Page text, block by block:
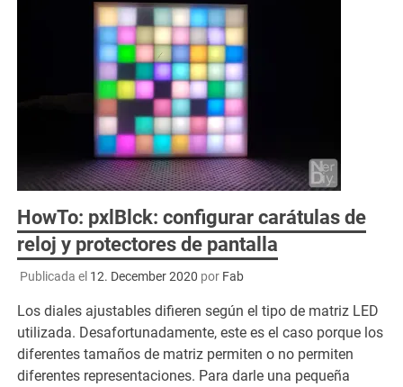
HowTo: pxlBlck: configurar carátulas de
reloj y protectores de pantalla
Publicada el 12. December 2020 por Fab
Los diales ajustables difieren según el tipo de matriz LED
utilizada. Desafortunadamente, este es el caso porque los
diferentes tamaños de matriz permiten o no permiten
diferentes representaciones. Para darle una pequeña